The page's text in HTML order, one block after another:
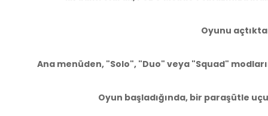
Oyunu
Ana menüden, "Solo", "Duo" veya "Squad"
Oyun başladığında, bir paraşütle